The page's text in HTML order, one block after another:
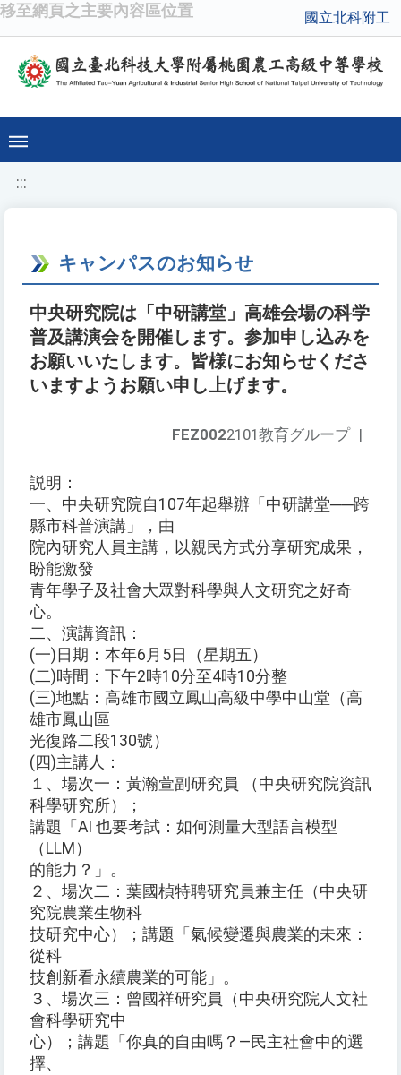
移至網頁之主要內容區位置 國立北科附工
:::
キャンパスのお知らせ
中央研究院は「中研講堂」高雄会場の科学
普及講演会を開催します。参加申し込みを
お願いいたします。皆様にお知らせくださ
いますようお願い申し上げます。
FEZ0022101教育グループ |
説明：
一、中央研究院自107年起舉辦「中研講堂──跨
縣市科普演講」，由
院內研究人員主講，以親民方式分享研究成果，
盼能激發
青年學子及社會大眾對科學與人文研究之好奇
心。
二、演講資訊：
(一)日期：本年6月5日（星期五）
(二)時間：下午2時10分至4時10分整
(三)地點：高雄市國立鳳山高級中學中山堂（高
雄市鳳山區
光復路二段130號）
(四)主講人：
１、場次一：黃瀚萱副研究員 （中央研究院資訊
科學研究所）；
講題「AI 也要考試：如何測量大型語言模型
（LLM）
的能力？」。
２、場次二：葉國楨特聘研究員兼主任（中央研
究院農業生物科
技研究中心）；講題「氣候變遷與農業的未來：
從科
技創新看永續農業的可能」。
３、場次三：曾國祥研究員（中央研究院人文社
會科學研究中
心）；講題「你真的自由嗎？—民主社會中的選
擇、